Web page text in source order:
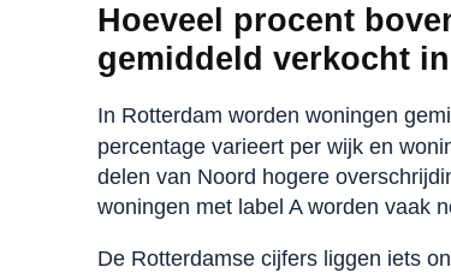
Hoeveel procent
gemiddeld verkocht
In Rotterdam worden woningen
percentage varieert per wijk en
delen van Noord hogere
woningen met label A worden vaak
De Rotterdamse cijfers liggen iets